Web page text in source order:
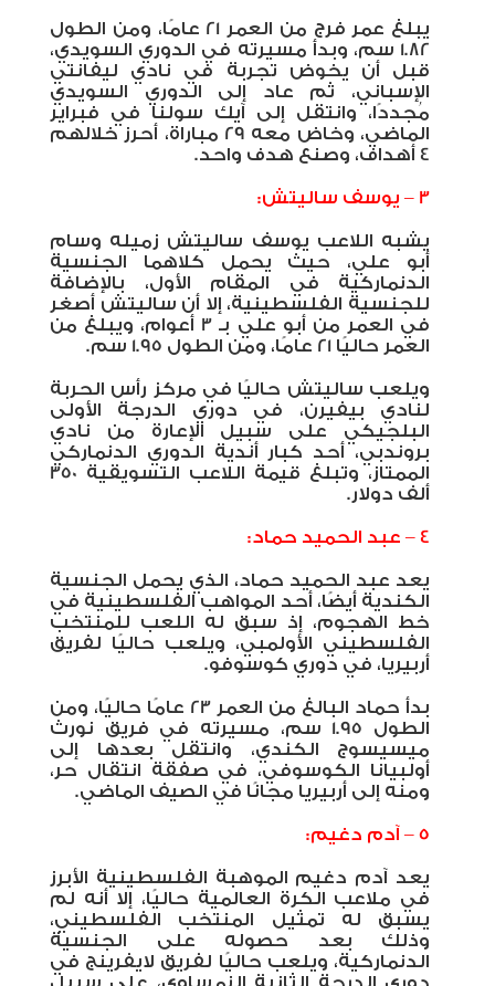
يبلغ عمر فرج من العمر 21 عامًا، ومن الطول
1.82 سم، وبدأ مسيرته في الدوري السويدي،
قبل أن يخوض تجربة في نادي ليفانتي
الإسباني، ثم عاد إلى الدوري السويدي
مُجددًا، وانتقل إلى آيك سولنا في فبراير
الماضي، وخاض معه 29 مباراة، أحرز خلالهم
4 أهداف، وصنع هدف واحد.
3 – يوسف ساليتش:
يشبه اللاعب يوسف ساليتش زميله وسام
أبو علي، حيث يحمل كلاهما الجنسية
الدنماركية في المقام الأول، بالإضافة
للجنسية الفلسطينية، إلا أن ساليتش أصغر
في العمر من أبو علي بـ 3 أعوام، ويبلغ من
العمر حاليًا 21 عامًا، ومن الطول 1.95 سم.
ويلعب ساليتش حاليًا في مركز رأس الحربة
لنادي بيفيرن، في دوري الدرجة الأولى
البلجيكي على سبيل الإعارة من نادي
بروندبي، أحد كبار أندية الدوري الدنماركي
الممتاز، وتبلغ قيمة اللاعب التسويقية 350
ألف دولار.
4 – عبد الحميد حماد:
يعد عبد الحميد حماد، الذي يحمل الجنسية
الكندية أيضًا، أحد المواهب الفلسطينية في
خط الهجوم، إذ سبق له اللعب للمنتخب
الفلسطيني الأولمبي، ويلعب حاليًا لفريق
أربيريا، في دوري كوسوفو.
بدأ حماد البالغ من العمر 23 عامًا حاليًا، ومن
الطول 1.95 سم، مسيرته في فريق نورث
ميسيسوج الكندي، وانتقل بعدها إلى
أولبيانا الكوسوفي، في صفقة انتقال حر،
ومنه إلى أربيريا مجانًا في الصيف الماضي.
5 – آدم دغيم:
يعد آدم دغيم الموهبة الفلسطينية الأبرز
في ملاعب الكرة العالمية حاليًا، إلا أنه لم
يسبق له تمثيل المنتخب الفلسطيني،
وذلك بعد حصوله على الجنسية
الدنماركية، ويلعب حاليًا لفريق لايفرينج في